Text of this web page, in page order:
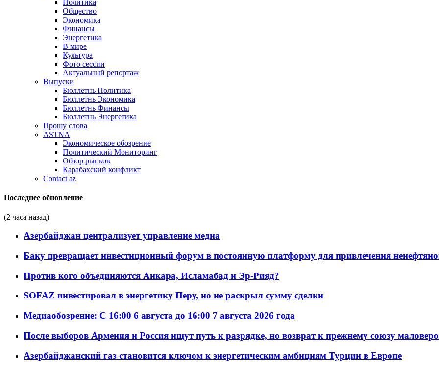
Политика
Общество
Экономика
Финансы
Энергетика
В мире
Культура
Фото сессии
Актуальный репортаж
Выпуски
Бюллетнь Политика
Бюллетнь Экономика
Бюллетнь Финансы
Бюллетнь Энергетика
Прошу слова
ASTNA
Экономическое обозрение
Политический Мониторинг
Обзор рынков
Карабахский конфликт
Contact az
Последнее обновление
(2 часа назад)
Азербайджан централизует управление медиа
Баку превращает инвестиционный форум в постоянную платформу для привлечения
Против кого объединяются Анкара, Исламабад и Эр-Рияд?
SOFAZ инвестировал в энергетику Перу, но не раскрыл сумму сделки
Медиаобозрение: С 16:00 6 августа до 16:00 7 августа 2026 года
После выборов Армения и Россия ищут путь к разрядке, но возврат к прежнему союзу
Азербайджанский газ становится ключом к энергетическим амбициям Турции в Европе